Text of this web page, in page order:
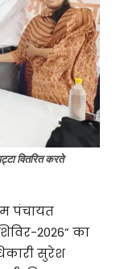
वितरित करते
पंचायत
2026” का
सुरेश